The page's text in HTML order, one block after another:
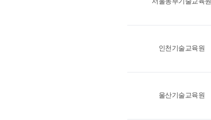
인천기술교육원
울산기술교육원